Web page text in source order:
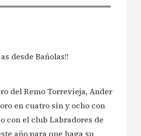
desde Bañolas!!
del Remo Torrevieja, Ander
en cuatro sin y ocho con
con el club Labradores de
año para que haga su